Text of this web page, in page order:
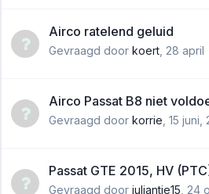
Airco ratelend geluid
Gevraagd door koert 28 april
Airco Passat B8 niet
Gevraagd door korrie 15 juni,
Passat GTE 2015, HV
Gevraagd door juliantje15 24